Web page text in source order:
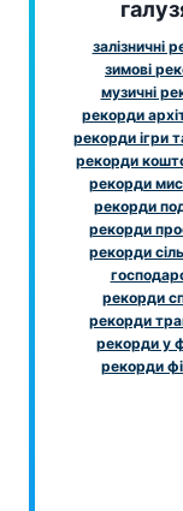
залізничні
зимові
музичні
рекорди
рекорди ігри
рекорди
рекорди
рекорди
рекорди
рекорди
рекорди
рекорди
рекорди у
рекорди